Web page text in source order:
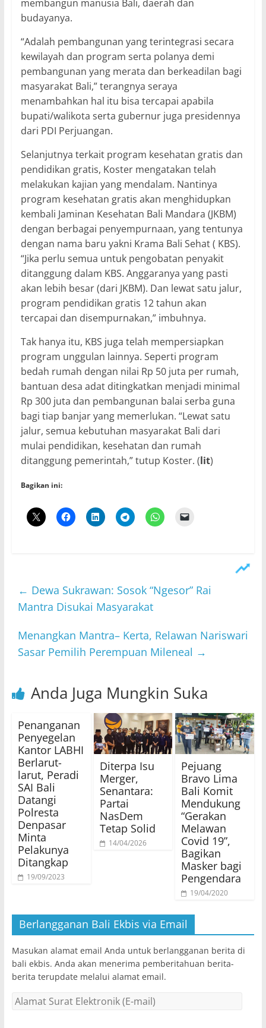
membangun manusia Bali, daerah dan
budayanya.
“Adalah pembangunan yang terintegrasi secara
kewilayah dan program serta polanya demi
pembangunan yang merata dan berkeadilan bagi
masyarakat Bali,” terangnya seraya
menambahkan hal itu bisa tercapai apabila
bupati/walikota serta gubernur juga presidennya
dari PDI Perjuangan.
Selanjutnya terkait program kesehatan gratis dan
pendidikan gratis, Koster mengatakan telah
melakukan kajian yang mendalam. Nantinya
program kesehatan gratis akan menghidupkan
kembali Jaminan Kesehatan Bali Mandara (JKBM)
dengan berbagai penyempurnaan, yang tentunya
dengan nama baru yakni Krama Bali Sehat ( KBS).
“Jika perlu semua untuk pengobatan penyakit
ditanggung dalam KBS. Anggaranya yang pasti
akan lebih besar (dari JKBM). Dan lewat satu jalur,
program pendidikan gratis 12 tahun akan
tercapai dan disempurnakan,” imbuhnya.
Tak hanya itu, KBS juga telah mempersiapkan
program unggulan lainnya. Seperti program
bedah rumah dengan nilai Rp 50 juta per rumah,
bantuan desa adat ditingkatkan menjadi minimal
Rp 300 juta dan pembangunan balai serba guna
bagi tiap banjar yang memerlukan. “Lewat satu
jalur, semua kebutuhan masyarakat Bali dari
mulai pendidikan, kesehatan dan rumah
ditanggung pemerintah,” tutup Koster. (lit)
Bagikan ini:
← Dewa Sukrawan: Sosok “Ngesor” Rai
Mantra Disukai Masyarakat
Menangkan Mantra– Kerta, Relawan Nariswari
Sasar Pemilih Perempuan Mileneal →
Anda Juga Mungkin Suka
Penanganan
Penyegelan
Kantor LABHI
Berlarut-
larut, Peradi
SAI Bali
Datangi
Polresta
Denpasar
Minta
Pelakunya
Ditangkap
19/09/2023
Diterpa Isu
Merger,
Senantara:
Partai
NasDem
Tetap Solid
14/04/2026
Pejuang
Bravo Lima
Bali Komit
Mendukung
“Gerakan
Melawan
Covid 19”,
Bagikan
Masker bagi
Pengendara
19/04/2020
Berlangganan Bali Ekbis via Email
Masukan alamat email Anda untuk berlangganan berita di
bali ekbis. Anda akan menerima pemberitahuan berita-
berita terupdate melalui alamat email.
Alamat